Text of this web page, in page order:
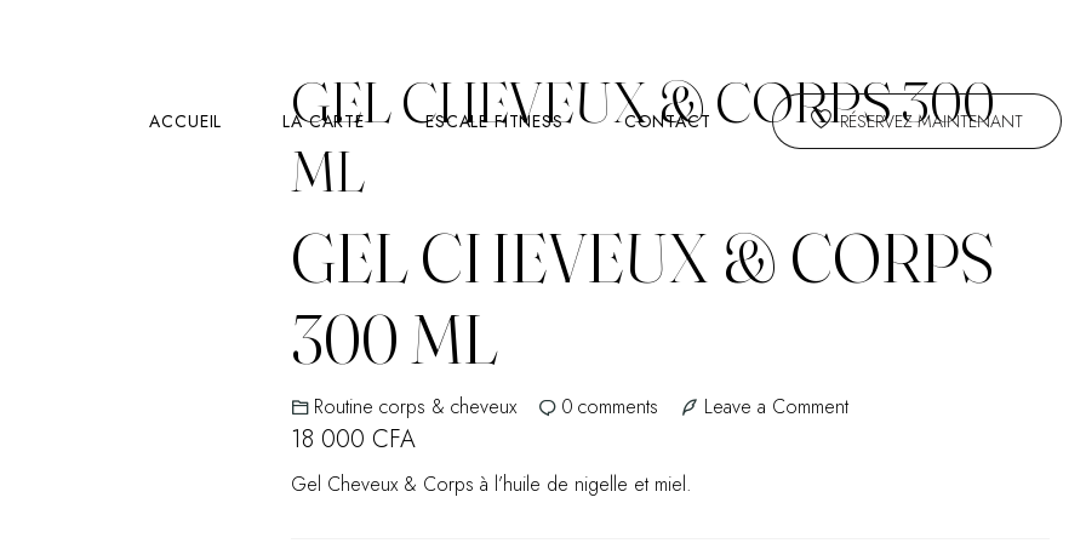
ACCUEIL LA CARTE ESCALE FITNESS CONTACT RÉSERVEZ MAINTENANT
GEL CHEVEUX & CORPS 300
ML
GEL CHEVEUX & CORPS
300 ML
Routine corps & cheveux 0 comments Leave a Commenton
18 000 CFA
Gel Cheveux & Corps à l’huile de nigelle et miel.